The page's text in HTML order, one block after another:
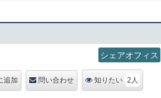
シェアオフィス
追加 問い合わせ 知りたい 2人